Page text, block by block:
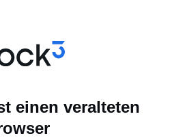
einen veralteten